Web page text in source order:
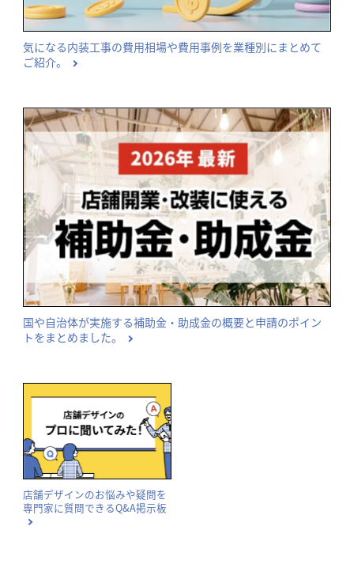
気になる内装工事の費用相場や費用事例を業種別にまとめて
ご紹介。
国や自治体が実施する補助金・助成金の概要と申請のポイン
トをまとめました。
店舗デザインのお悩みや疑問を
専門家に質問できるQ&A掲示板